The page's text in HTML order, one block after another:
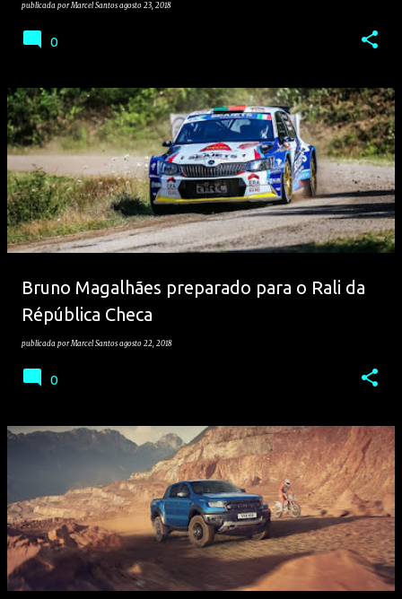
publicada porMarcel Santos agosto 23, 2018
0
Bruno Magalhães preparado para o Rali da
Répública Checa
publicada porMarcel Santos agosto 22, 2018
0